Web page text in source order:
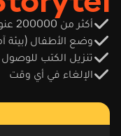
أكثر من 200000 عنوان
وضع الأطفال (بيئة
تنزيل الكتب للوصول
الإلغاء في أي وقت